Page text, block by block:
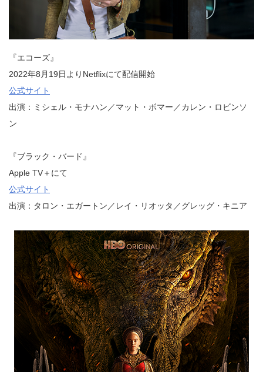
『エコーズ』
2022年8月19日よりNetflixにて配信開始
公式サイト
出演：ミシェル・モナハン／マット・ボマー／カレン・ロビンソ
ン
『ブラック・バード』
Apple TV＋にて
公式サイト
出演：タロン・エガートン／レイ・リオッタ／グレッグ・キニア